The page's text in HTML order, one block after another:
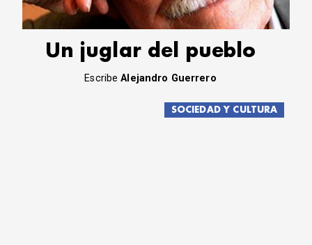
Un juglar del pueblo
EscribeAlejandro Guerrero
SOCIEDAD Y CULTURA